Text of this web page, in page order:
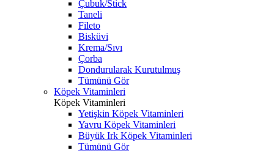
Çubuk/Stick
Taneli
Fileto
Bisküvi
Krema/Sıvı
Çorba
Dondurularak Kurutulmuş
Tümünü Gör
Köpek Vitaminleri
Köpek Vitaminleri
Yetişkin Köpek Vitaminleri
Yavru Köpek Vitaminleri
Büyük Irk Köpek Vitaminleri
Tümünü Gör